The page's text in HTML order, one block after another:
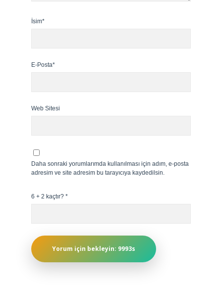
İsim*
E-Posta*
Web Sitesi
Daha sonraki yorumlarımda kullanılması için adım, e-posta
adresim ve site adresim bu tarayıcıya kaydedilsin.
6 + 2 kaçtır? *